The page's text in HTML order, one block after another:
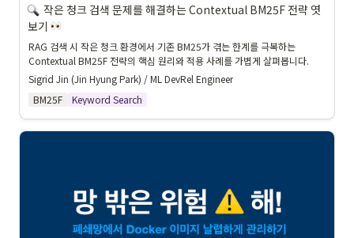
작은 청크 검색 문제를 해결하는 Contextual BM25F 전략 엿
보기
RAG 검색 시 작은 청크 환경에서 기존 BM25가 겪는 한계를 극복하는
Contextual BM25F 전략의 핵심 원리와 적용 사례를 가볍게 살펴봅니다.
Sigrid Jin (Jin Hyung Park) / ML DevRel Engineer
BM25F
Keyword Search